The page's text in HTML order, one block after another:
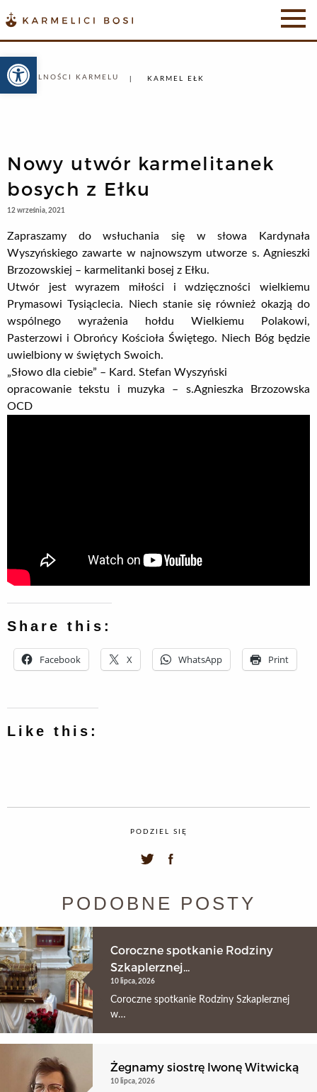
Otwórz pasek narzędzi
AKTUALNOŚCI KARMELU KARMEL EŁK
Nowy utwór karmelitanek
bosych z Ełku
12 września, 2021
Zapraszamy do wsłuchania się w słowa Kardynała
Wyszyńskiego zawarte w najnowszym utworze s. Agnieszki
Brzozowskiej – karmelitanki bosej z Ełku.
Utwór jest wyrazem miłości i wdzięczności wielkiemu
Prymasowi Tysiąclecia. Niech stanie się również okazją do
wspólnego wyrażenia hołdu Wielkiemu Polakowi,
Pasterzowi i Obrońcy Kościoła Świętego. Niech Bóg będzie
uwielbiony w świętych Swoich.
„Słowo dla ciebie” – Kard. Stefan Wyszyński
opracowanie tekstu i muzyka – s.Agnieszka Brzozowska
OCD
Share this:
Facebook X WhatsApp Print
Like this:
PODZIEL SIĘ
PODOBNE POSTY
Coroczne spotkanie Rodziny
Szkaplerznej...
10 lipca, 2026
Coroczne spotkanie Rodziny Szkaplerznej
w…
Żegnamy siostrę Iwonę Witwicką
10 lipca, 2026